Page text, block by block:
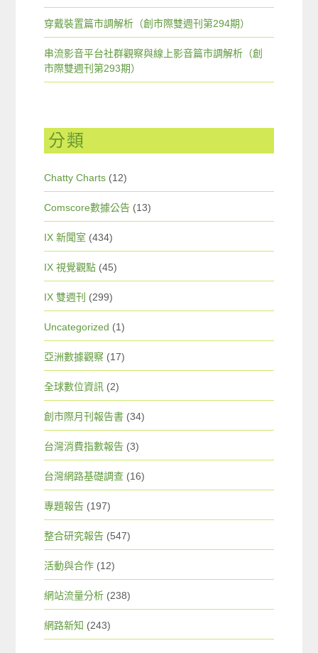
穿戴裝置篇市調解析（創市際雙週刊第294期）
串流影音平台社群觀察與線上影音篇市調解析（創
市際雙週刊第293期）
分類
Chatty Charts (12)
Comscore數據公告 (13)
IX 新聞室 (434)
IX 視覺觀點 (45)
IX 雙週刊 (299)
Uncategorized (1)
亞洲數據觀察 (17)
全球數位資訊 (2)
創市際月刊報告書 (34)
台灣消費指數報告 (3)
台灣網路基礎調查 (16)
專題報告 (197)
整合研究報告 (547)
活動與合作 (12)
網站流量分析 (238)
網路新知 (243)